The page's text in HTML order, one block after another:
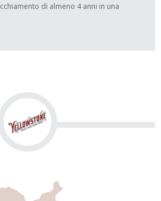
di almeno 4 anni in una